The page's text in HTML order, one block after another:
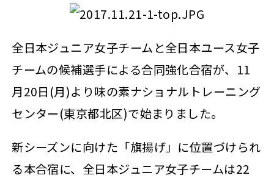
全日本ジュニア女子チームと全日本ユース女子
チームの候補選手による合同強化合宿が、11
月20日(月)より味の素ナショナルトレーニング
センター(東京都北区)で始まりました。
新シーズンに向けた「旗揚げ」に位置づけられ
る本合宿に、全日本ジュニア女子チームは22